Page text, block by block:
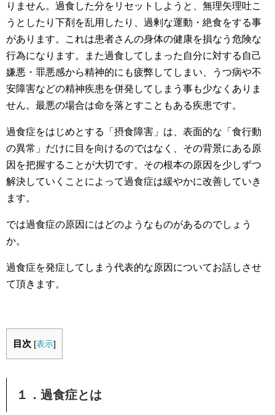
りません。過食した分をリセットしようと、無理矢理吐こ
うとしたり下剤を乱用したり、過剰な運動・絶食をする事
があります。これは患者さんの身体の健康を損なう危険な
行為になります。また過食してしまった自分に対する自己
嫌悪・罪悪感から精神的にも疲弊してしまい、うつ病や不
安障害などの精神疾患を併発してしまう事も少なくありま
せん。最悪の場合は命を落とすこともある疾患です。
過食症をはじめとする「摂食障害」は、表面的な「食行動
の異常」だけに目を向けるのではなく、その背景にある原
因を把握することが大切です。その根本の原因を少しずつ
解決していくことによって過食症は緩やかに改善していき
ます。
では過食症の原因にはどのようなものがあるのでしょう
か。
過食症を発症してしまう代表的な原因についてお話しさせ
て頂きます。
目次 [表示]
１．過食症とは